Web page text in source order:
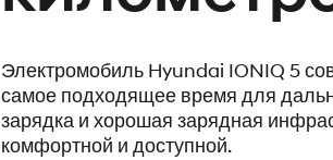
Электромобиль Hyundai IONIQ 5
самое подходящее время для
зарядка и хорошая зарядная
комфортной и доступной.